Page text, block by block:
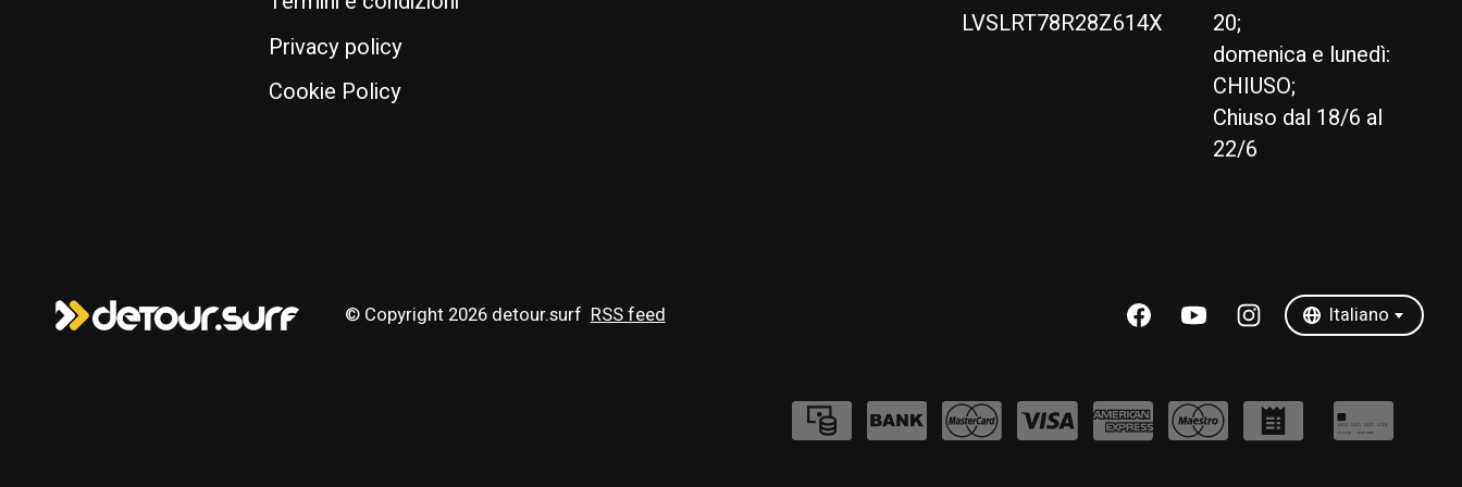
Privacy policy
Cookie Policy
LVSLRT78R28Z614X
20;
domenica e lunedì:
CHIUSO;
Chiuso dal 18/6 al
22/6
© Copyright 2026 detour.surf RSS feed Italiano